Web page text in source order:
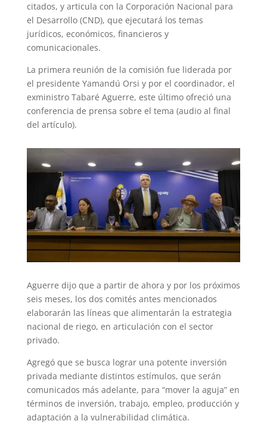
citados, y articula con la Corporación Nacional para
el Desarrollo (CND), que ejecutará los temas
jurídicos, económicos, financieros y
comunicacionales.
La primera reunión de la comisión fue liderada por
el presidente Yamandú Orsi y por el coordinador, el
exministro Tabaré Aguerre, este último ofreció una
conferencia de prensa sobre el tema (audio al final
del artículo).
Aguerre dijo que a partir de ahora y por los próximos
seis meses, los dos comités antes mencionados
elaborarán las líneas que alimentarán la estrategia
nacional de riego, en articulación con el sector
privado.
Agregó que se busca lograr una potente inversión
privada mediante distintos estímulos, que serán
comunicados más adelante, para “mover la aguja” en
términos de inversión, trabajo, empleo, producción y
adaptación a la vulnerabilidad climática.